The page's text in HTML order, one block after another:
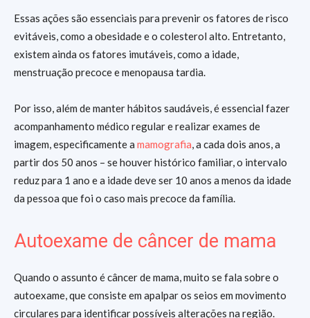
Essas ações são essenciais para prevenir os fatores de risco
evitáveis, como a obesidade e o colesterol alto. Entretanto,
existem ainda os fatores imutáveis, como a idade,
menstruação precoce e menopausa tardia.
Por isso, além de manter hábitos saudáveis, é essencial fazer
acompanhamento médico regular e realizar exames de
imagem, especificamente a mamografia, a cada dois anos, a
partir dos 50 anos – se houver histórico familiar, o intervalo
reduz para 1 ano e a idade deve ser 10 anos a menos da idade
da pessoa que foi o caso mais precoce da família.
Autoexame de câncer de mama
Quando o assunto é câncer de mama, muito se fala sobre o
autoexame, que consiste em apalpar os seios em movimento
circulares para identificar possíveis alterações na região.